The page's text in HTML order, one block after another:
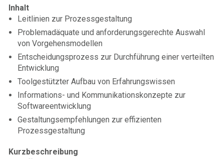
Inhalt
Leitlinien zur Prozessgestaltung
Problemadäquate und anforderungsgerechte Auswahl
von Vorgehensmodellen
Entscheidungsprozess zur Durchführung einer verteilten
Entwicklung
Toolgestützter Aufbau von Erfahrungswissen
Informations- und Kommunikationskonzepte zur
Softwareentwicklung
Gestaltungsempfehlungen zur effizienten
Prozessgestaltung
Kurzbeschreibung